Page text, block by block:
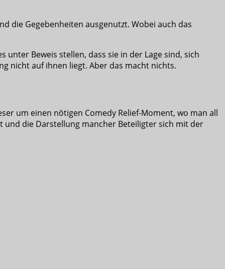
die Gegebenheiten ausgenutzt. Wobei auch das
Beweis stellen, dass sie in der Lage sind, sich
nicht auf ihnen liegt. Aber das macht nichts.
um einen nötigen Comedy Relief-Moment, wo man all
und die Darstellung mancher Beteiligter sich mit der